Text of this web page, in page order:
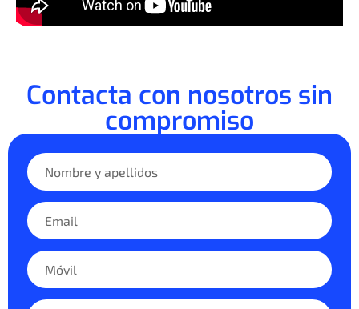
Contacta con nosotros sin
compromiso